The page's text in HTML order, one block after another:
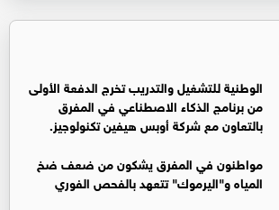
الوطنية للتشغيل والتدريب تخرج الدفعة الأولى
من برنامج الذكاء الاصطناعي في المفرق
بالتعاون مع شركة أوبس هيفين تكنولوجيز.
مواطنون في المفرق يشكون من ضعف ضخ
المياه و"اليرموك" تتعهد بالفحص الفوري